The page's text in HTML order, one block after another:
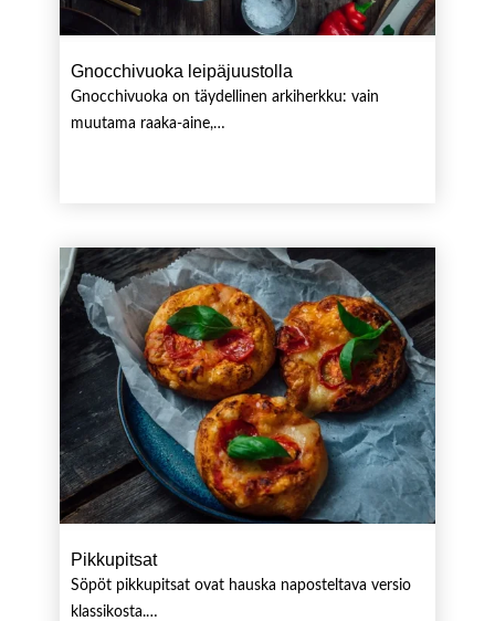
Gnocchivuoka leipäjuustolla
Gnocchivuoka on täydellinen arkiherkku: vain
muutama raaka-aine,…
Pikkupitsat
Söpöt pikkupitsat ovat hauska naposteltava versio
klassikosta.…